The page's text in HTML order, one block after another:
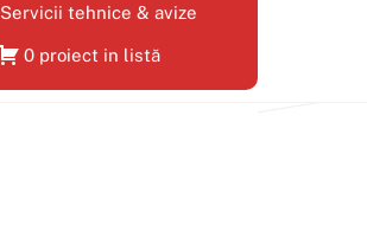
Servicii tehnice & avize
0 proiect in listă